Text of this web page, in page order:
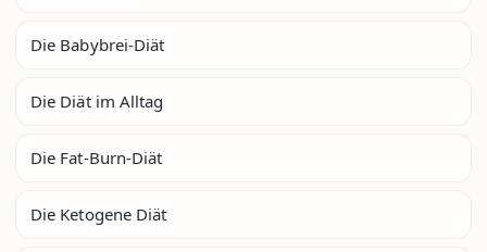
Die Babybrei-Diät
Die Diät im Alltag
Die Fat-Burn-Diät
Die Ketogene Diät